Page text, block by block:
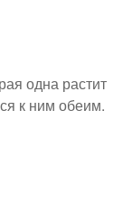
одна растит
к ним обеим.